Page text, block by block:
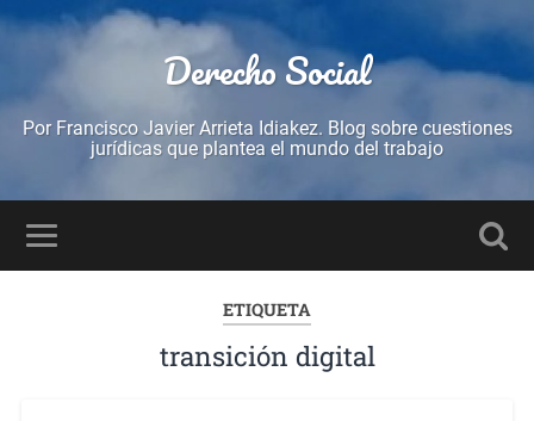
Derecho Social
Por Francisco Javier Arrieta Idiakez. Blog sobre cuestiones
jurídicas que plantea el mundo del trabajo
ETIQUETA
transición digital